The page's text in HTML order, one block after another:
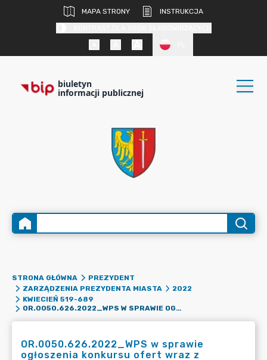
MAPA STRONY
INSTRUKCJA
biuletyn
informacji publicznej
STRONA GŁÓWNA
PREZYDENT
ZARZĄDZENIA PREZYDENTA MIASTA
2022
KWIECIEŃ 519-689
OR.0050.626.2022_WPS W SPRAWIE OGŁOSZENIA KONKURSU OFERT WRAZ Z ZAPROSZENIEM DO SKŁADANIA OFERT NA REALIZACJĘ PROGRAMU POLITYKI ZDROWOTNEJ PN. "PROGRAM PROFILAKTYKI I WCZESNEGO WYKRYWANIA WAD WZROKU WŚRÓD DZIECI I MŁODZIEŻY SZKOLNEJ DO 18 ROKU ZYCIA ORAZ
OR.0050.626.2022_WPS w sprawie
ogłoszenia konkursu ofert wraz z